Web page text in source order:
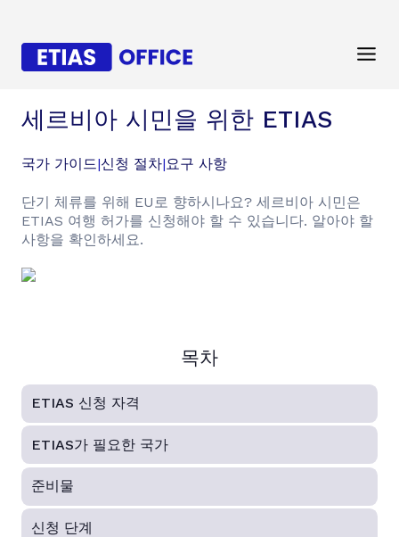
세르비아 시민을 위한 ETIAS
국가 가이드|신청 절차|요구 사항
단기 체류를 위해 EU로 향하시나요? 세르비아 시민은
ETIAS 여행 허가를 신청해야 할 수 있습니다. 알아야 할
사항을 확인하세요.
목차
ETIAS 신청 자격
ETIAS가 필요한 국가
준비물
신청 단계